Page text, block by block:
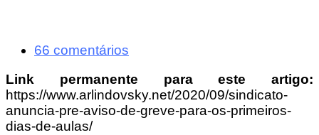
66 comentários
Link permanente para este artigo:
https://www.arlindovsky.net/2020/09/sindicato-
anuncia-pre-aviso-de-greve-para-os-primeiros-
dias-de-aulas/